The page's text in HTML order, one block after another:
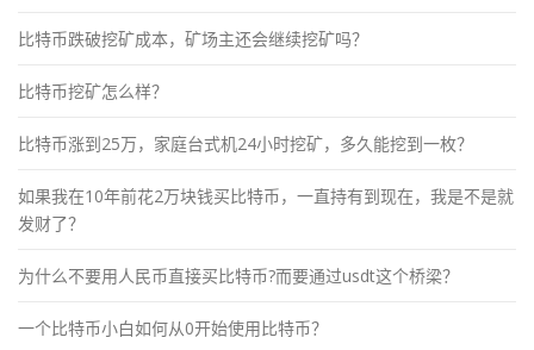
比特币跌破挖矿成本，矿场主还会继续挖矿吗？
比特币挖矿怎么样？
比特币涨到25万，家庭台式机24小时挖矿，多久能挖到一枚？
如果我在10年前花2万块钱买比特币，一直持有到现在，我是不是就
发财了？
为什么不要用人民币直接买比特币?而要通过usdt这个桥梁？
一个比特币小白如何从0开始使用比特币？